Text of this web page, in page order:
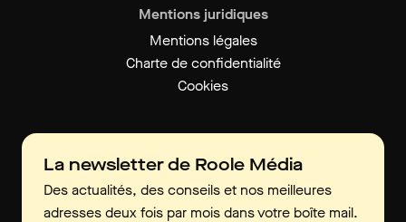
Mentions juridiques
Mentions légales
Charte de confidentialité
Cookies
La newsletter de Roole Média
Des actualités, des conseils et nos meilleures
adresses deux fois par mois dans votre boîte mail.